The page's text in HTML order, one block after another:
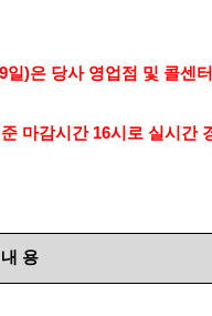
일)은 당사 영업점 및 콜센
마감시간16시로 실시간
내 용